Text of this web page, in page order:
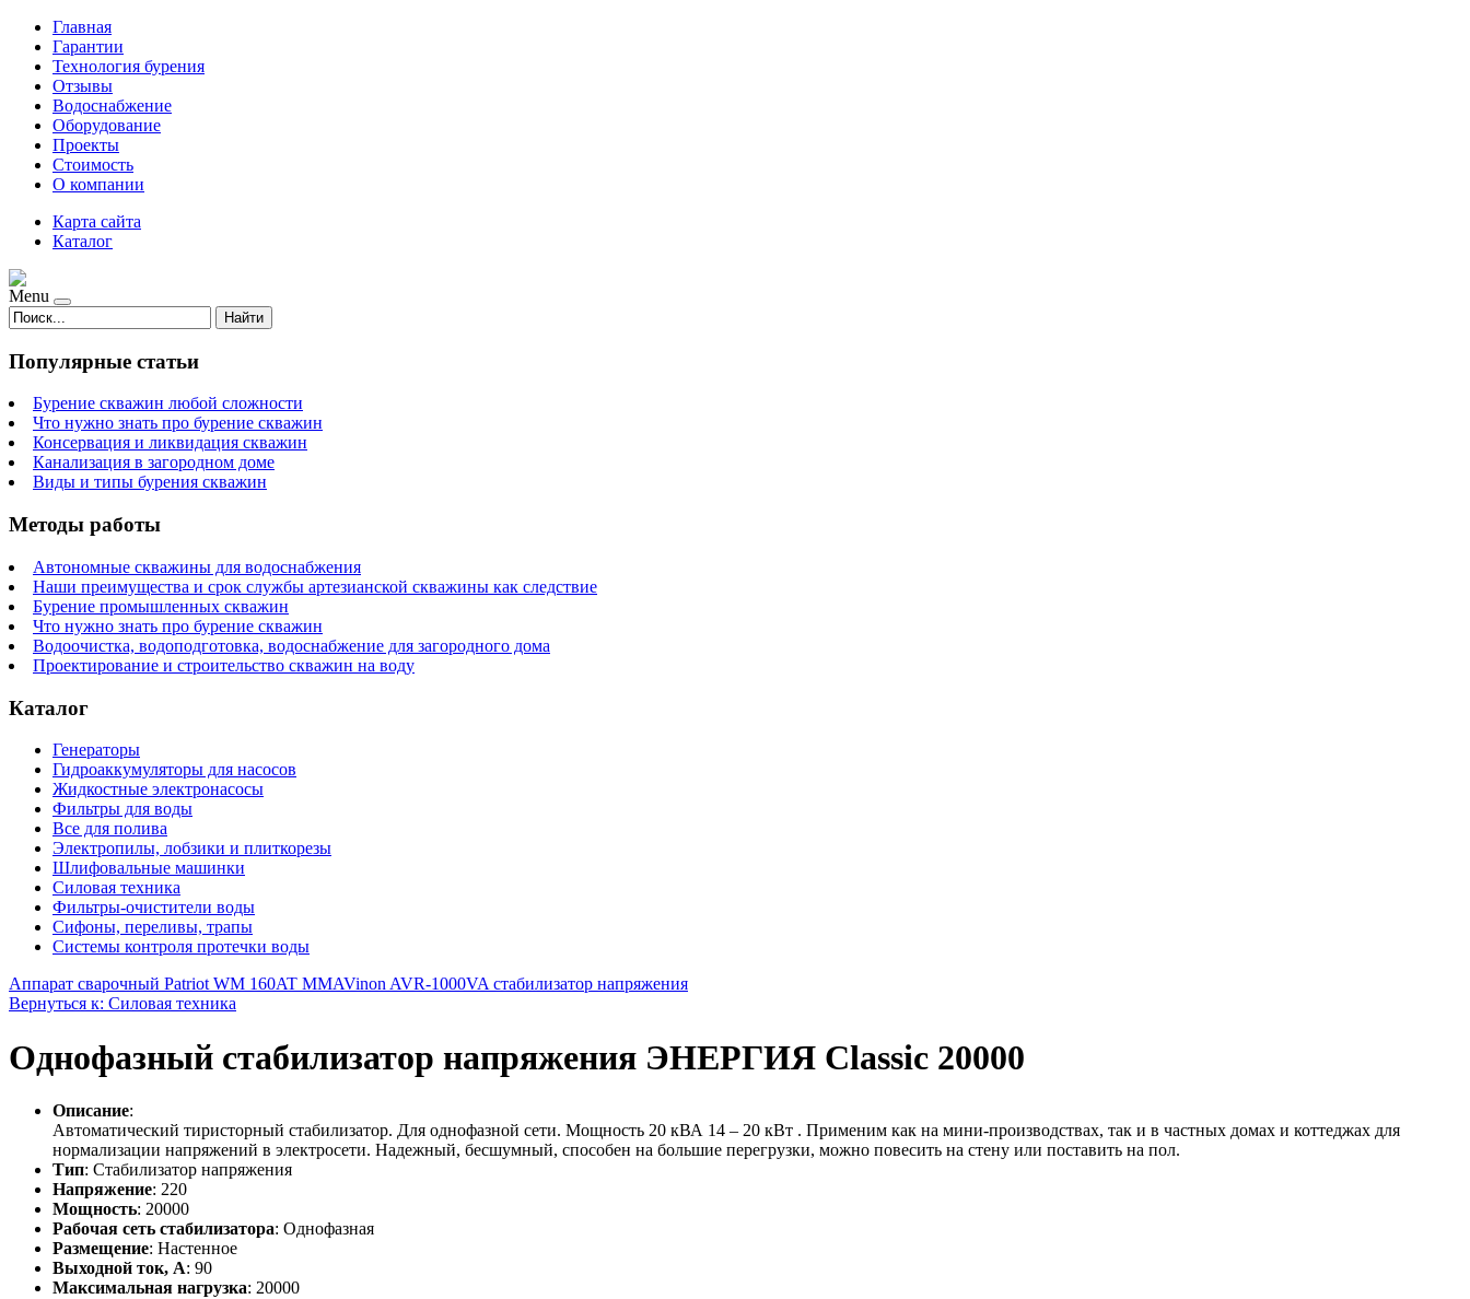
Главная
Гарантии
Технология бурения
Отзывы
Водоснабжение
Оборудование
Проекты
Стоимость
О компании
Карта сайта
Каталог
Menu
Найти
Популярные статьи
Бурение скважин любой сложности
Что нужно знать про бурение скважин
Консервация и ликвидация скважин
Канализация в загородном доме
Виды и типы бурения скважин
Методы работы
Автономные скважины для водоснабжения
Наши преимущества и срок службы артезианской скважины как следствие
Бурение промышленных скважин
Что нужно знать про бурение скважин
Водоочистка, водоподготовка, водоснабжение для загородного дома
Проектирование и строительство скважин на воду
Каталог
Генераторы
Гидроаккумуляторы для насосов
Жидкостные электронасосы
Фильтры для воды
Все для полива
Электропилы, лобзики и плиткорезы
Шлифовальные машинки
Силовая техника
Фильтры-очистители воды
Сифоны, переливы, трапы
Системы контроля протечки воды
Аппарат сварочный Patriot WM 160AT MMAVinon AVR-1000VA стабилизатор напряжения
Вернуться к: Силовая техника
Однофазный стабилизатор напряжения ЭНЕРГИЯ Classic 20000
Описание:
Автоматический тиристорный стабилизатор. Для однофазной сети. Мощность 20 кВА 14 – 20 кВт . Применим как на мини-производствах, так и в частных домах и коттеджах для
нормализации напряжений в электросети. Надежный, бесшумный, способен на большие перегрузки, можно повесить на стену или поставить на пол.
Тип: Стабилизатор напряжения
Напряжение: 220
Мощность: 20000
Рабочая сеть стабилизатора: Однофазная
Размещение: Настенное
Выходной ток, А: 90
Максимальная нагрузка: 20000